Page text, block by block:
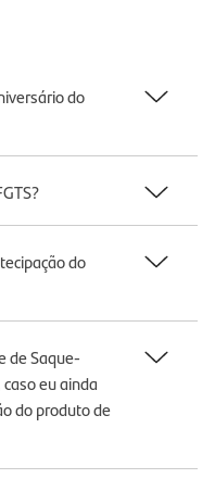
do
do
de Saque-
eu ainda
do produto de